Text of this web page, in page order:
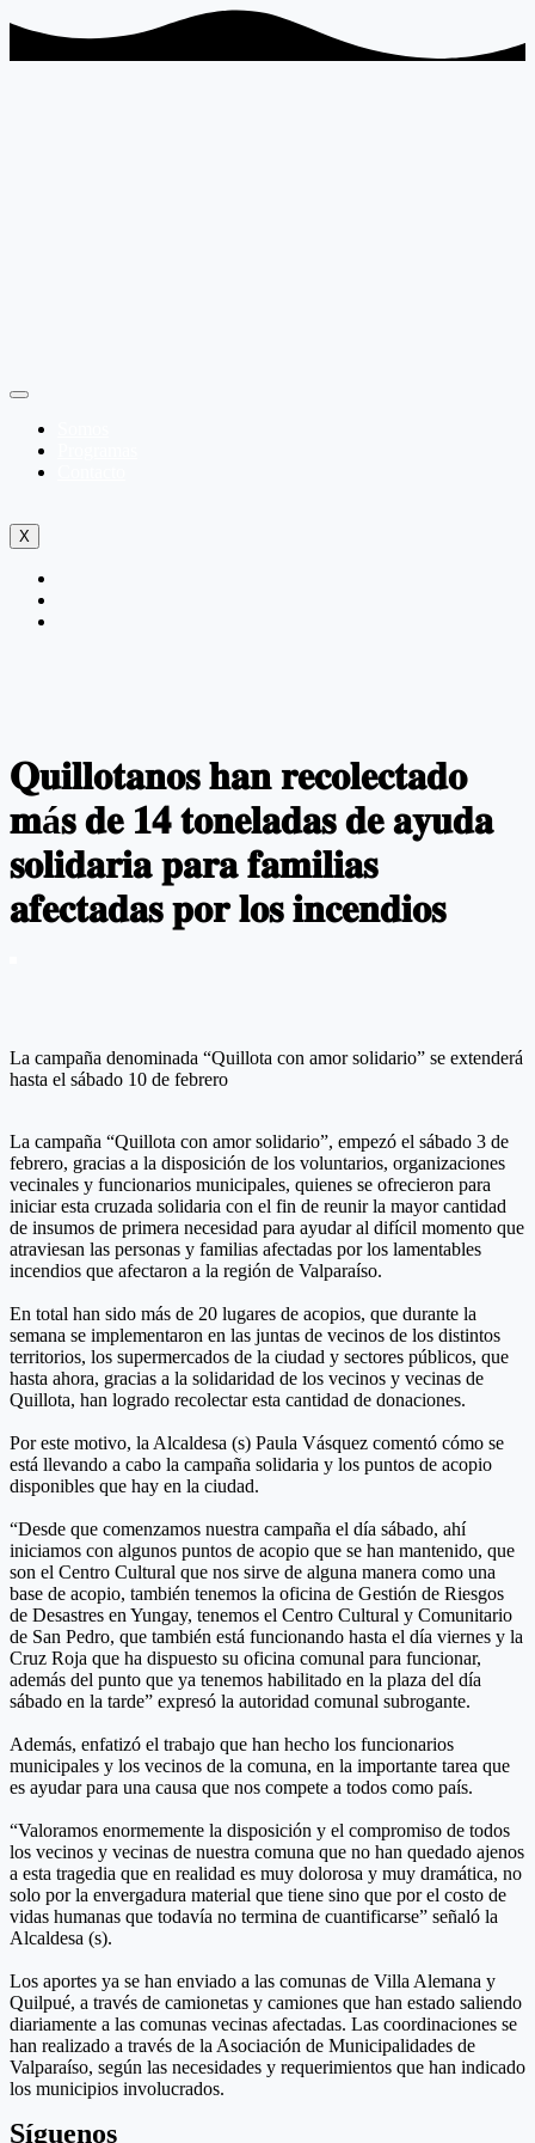
X
𝐐𝐮𝐢𝐥𝐥𝐨𝐭𝐚𝐧𝐨𝐬 𝐡𝐚𝐧 𝐫𝐞𝐜𝐨𝐥𝐞𝐜𝐭𝐚𝐝𝐨
𝐦á𝐬 𝐝𝐞 𝟏𝟒 𝐭𝐨𝐧𝐞𝐥𝐚𝐝𝐚𝐬 𝐝𝐞 𝐚𝐲𝐮𝐝𝐚
𝐬𝐨𝐥𝐢𝐝𝐚𝐫𝐢𝐚 𝐩𝐚𝐫𝐚 𝐟𝐚𝐦𝐢𝐥𝐢𝐚𝐬
𝐚𝐟𝐞𝐜𝐭𝐚𝐝𝐚𝐬 𝐩𝐨𝐫 𝐥𝐨𝐬 𝐢𝐧𝐜𝐞𝐧𝐝𝐢𝐨𝐬
La campaña denominada “Quillota con amor solidario” se extenderá
hasta el sábado 10 de febrero
La campaña “Quillota con amor solidario”, empezó el sábado 3 de
febrero, gracias a la disposición de los voluntarios, organizaciones
vecinales y funcionarios municipales, quienes se ofrecieron para
iniciar esta cruzada solidaria con el fin de reunir la mayor cantidad
de insumos de primera necesidad para ayudar al difícil momento que
atraviesan las personas y familias afectadas por los lamentables
incendios que afectaron a la región de Valparaíso.
En total han sido más de 20 lugares de acopios, que durante la
semana se implementaron en las juntas de vecinos de los distintos
territorios, los supermercados de la ciudad y sectores públicos, que
hasta ahora, gracias a la solidaridad de los vecinos y vecinas de
Quillota, han logrado recolectar esta cantidad de donaciones.
Por este motivo, la Alcaldesa (s) Paula Vásquez comentó cómo se
está llevando a cabo la campaña solidaria y los puntos de acopio
disponibles que hay en la ciudad.
“Desde que comenzamos nuestra campaña el día sábado, ahí
iniciamos con algunos puntos de acopio que se han mantenido, que
son el Centro Cultural que nos sirve de alguna manera como una
base de acopio, también tenemos la oficina de Gestión de Riesgos
de Desastres en Yungay, tenemos el Centro Cultural y Comunitario
de San Pedro, que también está funcionando hasta el día viernes y la
Cruz Roja que ha dispuesto su oficina comunal para funcionar,
además del punto que ya tenemos habilitado en la plaza del día
sábado en la tarde” expresó la autoridad comunal subrogante.
Además, enfatizó el trabajo que han hecho los funcionarios
municipales y los vecinos de la comuna, en la importante tarea que
es ayudar para una causa que nos compete a todos como país.
“Valoramos enormemente la disposición y el compromiso de todos
los vecinos y vecinas de nuestra comuna que no han quedado ajenos
a esta tragedia que en realidad es muy dolorosa y muy dramática, no
solo por la envergadura material que tiene sino que por el costo de
vidas humanas que todavía no termina de cuantificarse” señaló la
Alcaldesa (s).
Los aportes ya se han enviado a las comunas de Villa Alemana y
Quilpué, a través de camionetas y camiones que han estado saliendo
diariamente a las comunas vecinas afectadas. Las coordinaciones se
han realizado a través de la Asociación de Municipalidades de
Valparaíso, según las necesidades y requerimientos que han indicado
los municipios involucrados.
Síguenos